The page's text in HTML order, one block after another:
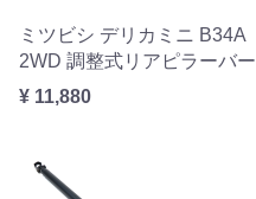
ミツビシ デリカミニ B34A
2WD 調整式リアピラーバー
¥ 11,880